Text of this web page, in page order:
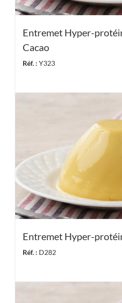
Entremet Hyper-
Cacao
Réf. : Y323
Entremet Hyper-
Réf. : D282